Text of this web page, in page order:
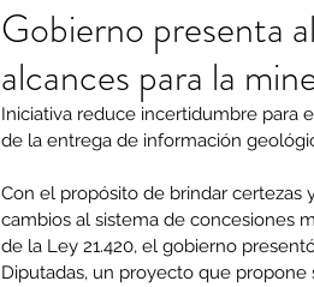
Gobierno presenta
alcances para la
Iniciativa reduce incertidumbre para
de la entrega de información
Con el propósito de brindar
cambios al sistema de concesiones
de la Ley 21.420, el gobierno
Diputadas, un proyecto que